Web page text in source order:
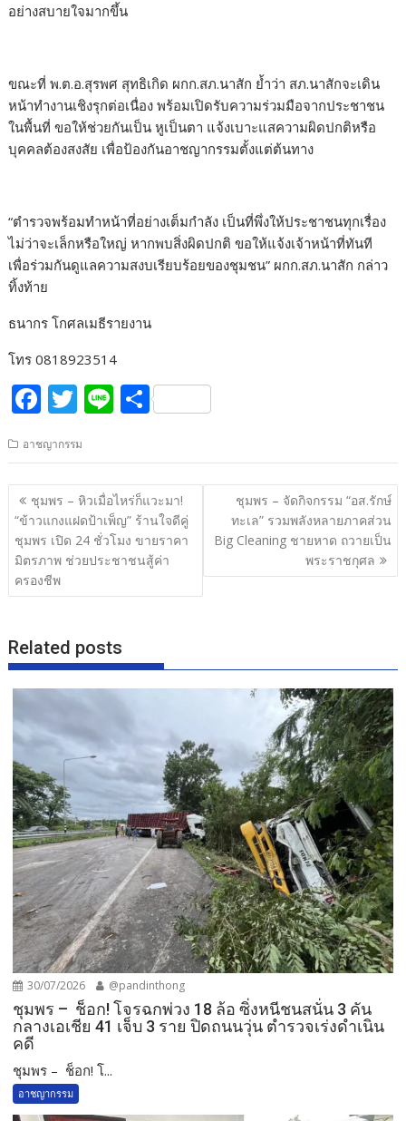
อย่างสบายใจมากขึ้น
ขณะที่ พ.ต.อ.สุรพศ สุทธิเกิด ผกก.สภ.นาสัก ย้ำว่า สภ.นาสักจะเดิน
หน้าทำงานเชิงรุกต่อเนื่อง พร้อมเปิดรับความร่วมมือจากประชาชน
ในพื้นที่ ขอให้ช่วยกันเป็น หูเป็นตา แจ้งเบาะแสความผิดปกติหรือ
บุคคลต้องสงสัย เพื่อป้องกันอาชญากรรมตั้งแต่ต้นทาง
“ตำรวจพร้อมทำหน้าที่อย่างเต็มกำลัง เป็นที่พึ่งให้ประชาชนทุกเรื่อง
ไม่ว่าจะเล็กหรือใหญ่ หากพบสิ่งผิดปกติ ขอให้แจ้งเจ้าหน้าที่ทันที
เพื่อร่วมกันดูแลความสงบเรียบร้อยของชุมชน” ผกก.สภ.นาสัก กล่าว
ทิ้งท้าย
ธนากร โกศลเมธีรายงาน
โทร 0818923514
F
e
b
o
o
k
T
itt
er
Li
e
S
ar
e
อาชญากรรม
แนะแนว
เรื่อง
ชุมพร – หิวเมื่อไหร่ก็แวะมา!
“ข้าวแกงแฝดป้าเพ็ญ” ร้านใจดีคู่
ชุมพร เปิด 24 ชั่วโมง ขายราคา
มิตรภาพ ช่วยประชาชนสู้ค่า
ครองชีพ
ชุมพร – จัดกิจกรรม “อส.รักษ์
ทะเล” รวมพลังหลายภาคส่วน
Big Cleaning ชายหาด ถวายเป็น
พระราชกุศล
Related posts
30/07/2026 @pandinthong
ชุมพร – ช็อก! โจรฉกพ่วง 18 ล้อ ซิ่งหนีชนสนั่น 3 คัน
กลางเอเชีย 41 เจ็บ 3 ราย ปิดถนนวุ่น ตำรวจเร่งดำเนิน
คดี
ชุมพร – ช็อก! โ...
อาชญากรรม